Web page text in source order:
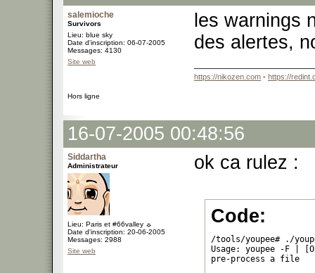
salemioche
Survivors
Lieu: blue sky
Date d'inscription: 06-07-2005
Messages: 4130
Site web
les warnings
des alertes,
https://nikozen.com - https://
Hors ligne
16-07-2005 00:48:56
Siddartha
Administrateur
Lieu: Paris et #66valley ☼
Date d'inscription: 20-06-2005
Messages: 2988
Site web
ok ca rulez :
Code:
/tools/youpee# ./
Usage: youpee -F |
pre-process a file